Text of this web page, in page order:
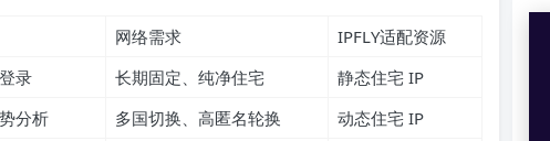
网络需求
IPFLY适配资源
录 长期固定、纯净住宅
静态住宅 IP
分析 多国切换、高匿名轮换
动态住宅 IP